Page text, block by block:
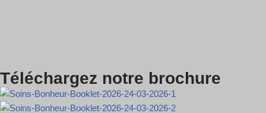
Téléchargez notre brochure